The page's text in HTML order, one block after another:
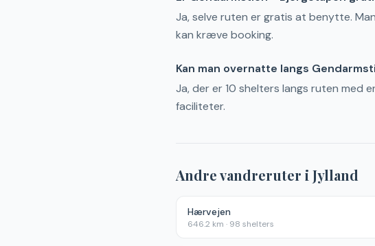
Ja, selve ruten er gratis at benytte.
kan kræve booking.
Kan man overnatte langs
Ja, der er 10 shelters langs ruten med
faciliteter.
Andre vandreruter i Jylland
Hærvejen
646.2 km · 98 shelters